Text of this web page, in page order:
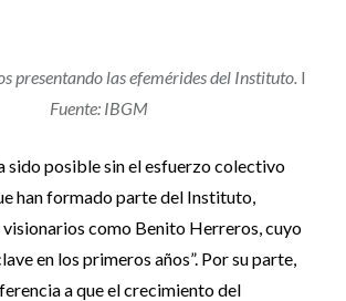
presentando las efemérides del Instituto. I
Fuente: IBGM
sido posible sin el esfuerzo colectivo
han formado parte del Instituto,
como Benito Herreros, cuyo
en los primeros años”. Por su parte,
a que el crecimiento del